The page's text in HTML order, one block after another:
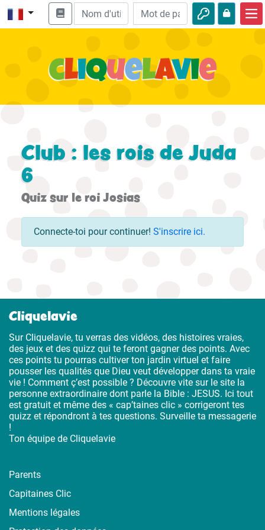
Enseignement biblique
Aventures
Club : les rois de Juda
6
Quiz sur le roi Josias
Connecte-toi pour continuer! S'inscrire ici.
Cliquelavie
Sur Cliquelavie, tu verras des vidéos, des histoires vraies,
des jeux et des quizz qui te feront gagner des points. Avec
ces points tu pourras cultiver ton jardin virtuel et faire
pousser les qualités que Dieu veut développer dans ta vraie
vie ! Comment ç’est possible ? Découvre vite sur le site la
personne extraordinaire dont parle la Bible : JESUS. Ici tout
est gratuit et même des « cap’taines clic » corrigeront tes
quizz et répondront à tes questions. Surveille ta messagerie
!
Ton équipe de Cliquelavie
Parents
Capitaines Clic
Mentions légales